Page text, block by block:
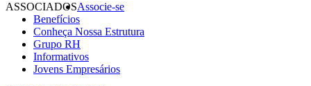
ASSOCIADOSAssocie-se
Benefícios
Conheça Nossa Estrutura
Grupo RH
Informativos
Jovens Empresários